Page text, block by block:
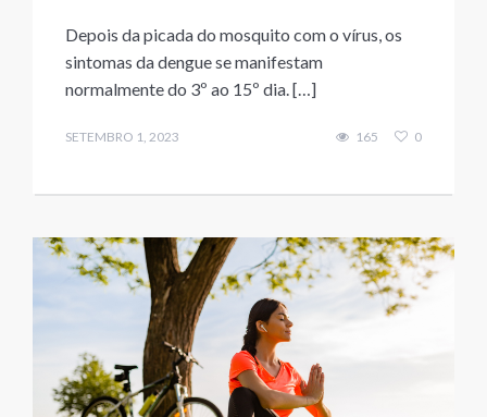
Depois da picada do mosquito com o vírus, os
sintomas da dengue se manifestam
normalmente do 3º ao 15º dia. […]
SETEMBRO 1, 2023 165 0